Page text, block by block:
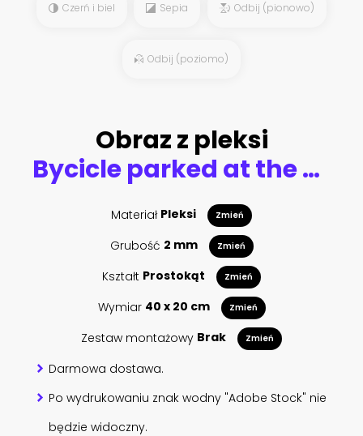
Czerń i biel Sepia Odbij (pionowo)
Odbij (poziomo)
Obraz z pleksi
Bycicle parked at the bridge
Materiał Pleksi Zmień
Grubość 2 mm Zmień
Kształt Prostokąt Zmień
Wymiar 40 x 20 cm Zmień
Zestaw montażowy Brak Zmień
Darmowa dostawa.
Po wydrukowaniu znak wodny "Adobe Stock" nie
będzie widoczny.